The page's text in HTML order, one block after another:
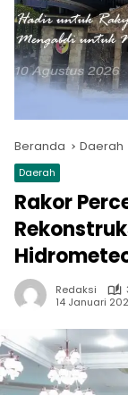
Beranda Daerah
Daerah
Rakor
Redaksi
14 Januari